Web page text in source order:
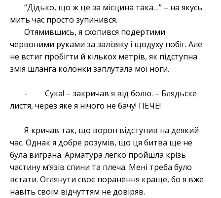
“Дідько, що ж це за місцина така…” – на якусь
мить час просто зупинився.
Отямившись, я схопився подертими
червоними руками за залізяку і щодуху побіг. Але
не встиг пробігти й кількох метрів, як підступна
змія шланга колонки заплутала мої ноги.
- Сука! – закричав я від болю. – Блядьске
листя, через яке я нічого не бачу! ПЕЧЕ!
Я кричав так, що ворон відступив на деякий
час. Однак я добре розумів, що ця битва ще не
була виграна. Арматура легко пройшла крізь
частину м’язів спини та плеча. Мені треба було
встати. Оглянути своє поранення краще, бо я вже
навіть своїм відчуттям не довіряв.